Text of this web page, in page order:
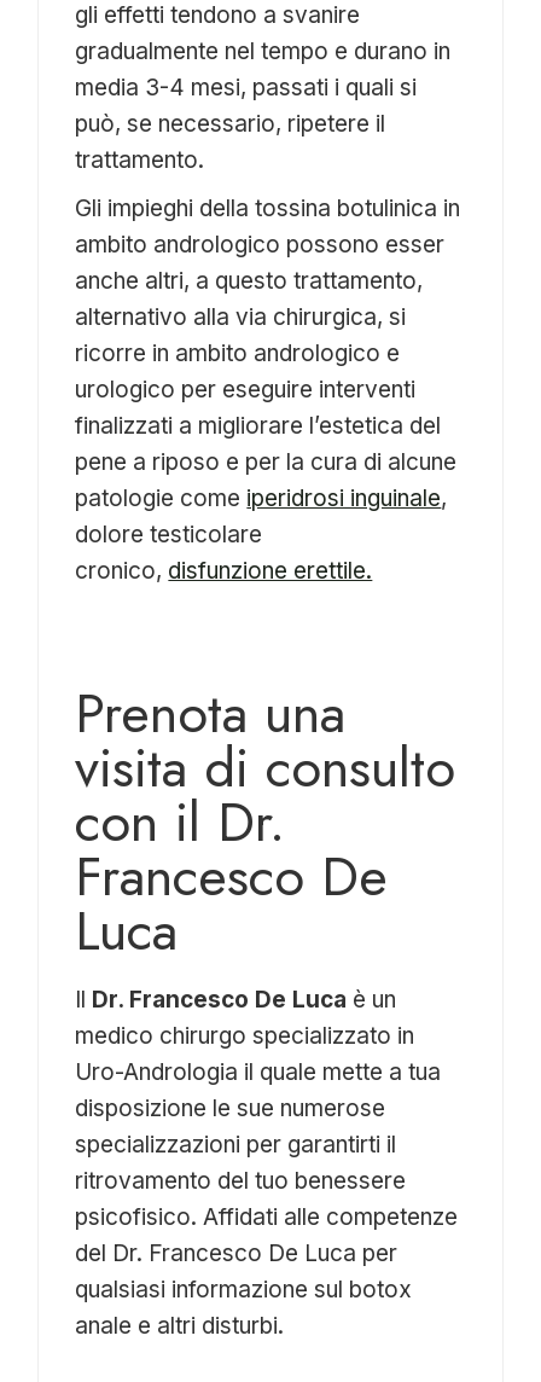
gli effetti tendono a svanire
gradualmente nel tempo e durano in
media 3-4 mesi, passati i quali si
può, se necessario, ripetere il
trattamento.
Gli impieghi della tossina botulinica in
ambito andrologico possono esser
anche altri, a questo trattamento,
alternativo alla via chirurgica, si
ricorre in ambito andrologico e
urologico per eseguire interventi
finalizzati a migliorare l’estetica del
pene a riposo e per la cura di alcune
patologie come iperidrosi inguinale,
dolore testicolare
cronico, disfunzione erettile.
Prenota una
visita di consulto
con il Dr.
Francesco De
Luca
Il Dr. Francesco De Luca è un
medico chirurgo specializzato in
Uro-Andrologia il quale mette a tua
disposizione le sue numerose
specializzazioni per garantirti il
ritrovamento del tuo benessere
psicofisico. Affidati alle competenze
del Dr. Francesco De Luca per
qualsiasi informazione sul botox
anale e altri disturbi.